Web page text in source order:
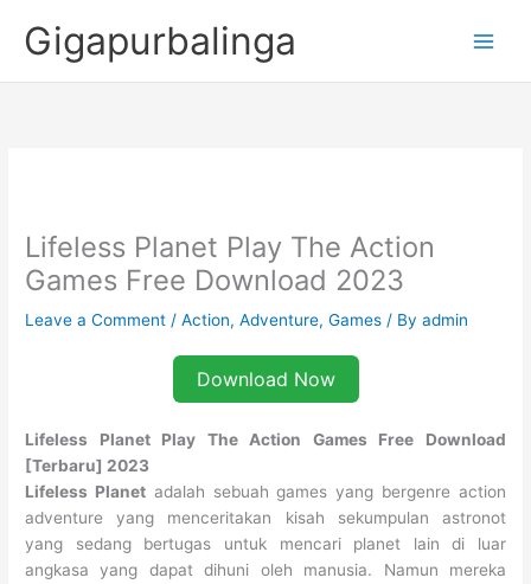
Gigapurbalinga
Lifeless Planet Play The Action
Games Free Download 2023
Leave a Comment /Action,Adventure,Games / Byadmin
Download Now
Lifeless Planet Play The Action Games Free Download
[Terbaru] 2023
Lifeless Planetadalah sebuah games yang bergenre action
adventure yang menceritakan kisah sekumpulan astronot
yang sedang bertugas untuk mencari planet lain di luar
angkasa yang dapat dihuni oleh manusia. Namun mereka